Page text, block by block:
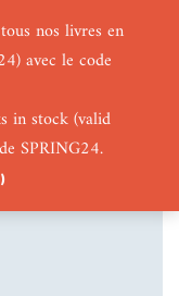
nos livres en
avec le code
in stock (valid
SPRING24.
0